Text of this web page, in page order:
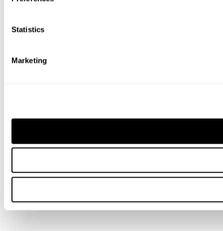
Statistics
Marketing